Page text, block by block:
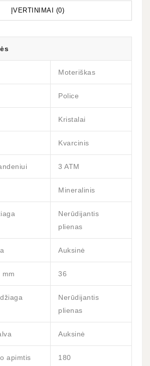
ĮVERTINIMAI (0)
Moteriškas
Police
Kristalai
Kvarcinis
3 ATM
Mineralinis
Nerūdijantis
plienas
Auksinė
mm 36
Nerūdijantis
plienas
Auksinė
apimtis
180